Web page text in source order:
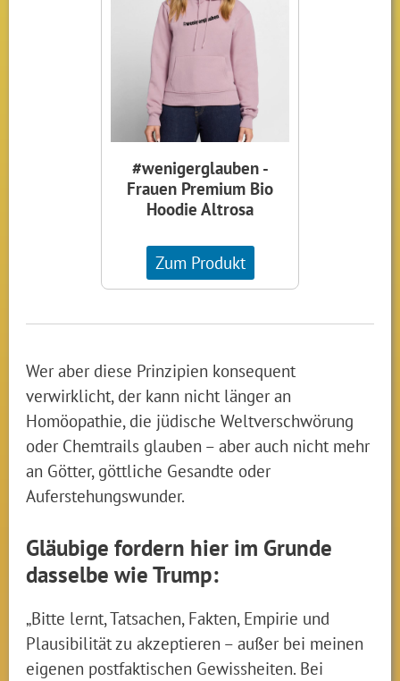
#wenigerglauben -
Frauen Premium Bio
Hoodie Altrosa
Zum Produkt
Wer aber diese Prinzipien konsequent
verwirklicht, der kann nicht länger an
Homöopathie, die jüdische Weltverschwörung
oder Chemtrails glauben – aber auch nicht mehr
an Götter, göttliche Gesandte oder
Auferstehungswunder.
Gläubige fordern hier im Grunde
dasselbe wie Trump:
„Bitte lernt, Tatsachen, Fakten, Empirie und
Plausibilität zu akzeptieren – außer bei meinen
eigenen postfaktischen Gewissheiten. Bei